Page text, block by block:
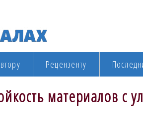
Рецензенту
материалов с